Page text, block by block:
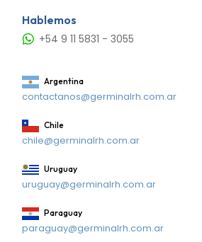
Hablemos
+54 9 11 5831 - 3055
Argentina
contactanos@germinalrh.com.ar
Chile
chile@germinalrh.com.ar
Uruguay
uruguay@germinalrh.com.ar
Paraguay
paraguay@germinalrh.com.ar